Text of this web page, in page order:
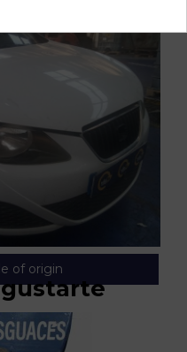
of origin